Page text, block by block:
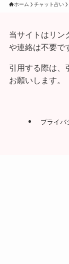
ホーム チャット占い
当サイトはリン
や連絡は不要で
引用する際は、
お願いします。
プライバ